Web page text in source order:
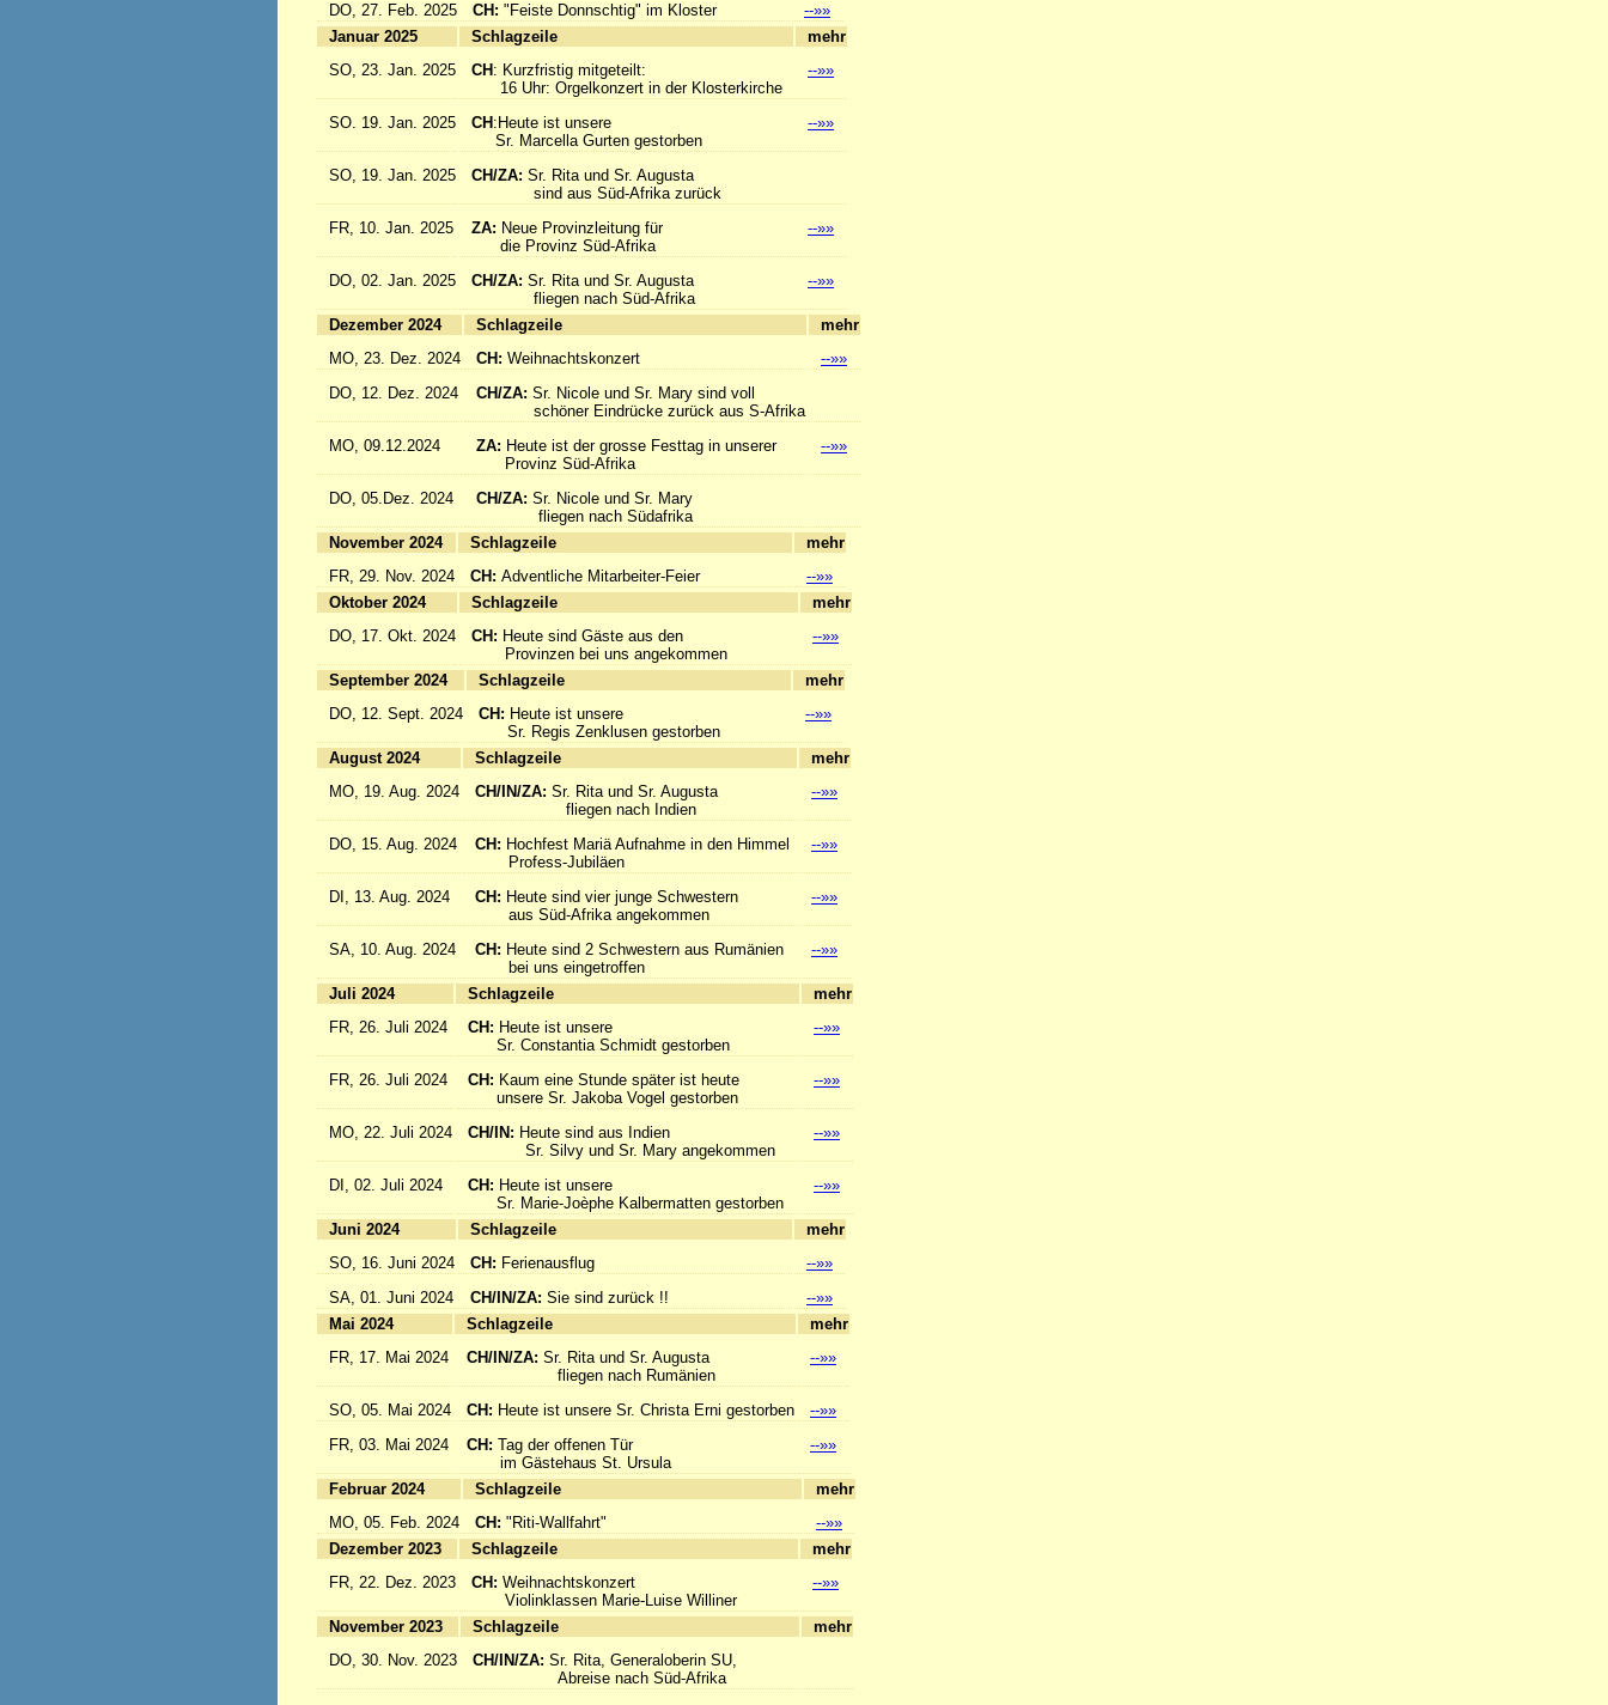
DO, 27. Feb. 2025
CH: "Feiste Donnschtig" im Kloster
--»»
Januar 2025
Schlagzeile
mehr
SO, 23. Jan. 2025
CH : Kurzfristig mitgeteilt:
16 Uhr: Orgelkonzert in der Klosterkirche
--»»
SO. 19. Jan. 2025 CH :Heute ist unsere
Sr. Marcella Gurten gestorben
--»»
SO, 19. Jan. 2025 CH/ZA: Sr. Rita und Sr. Augusta
sind aus Süd-Afrika zurück
FR, 10. Jan. 2025
ZA: Neue Provinzleitung für
die Provinz Süd-Afrika
--»»
DO, 02. Jan. 2025 CH/ZA: Sr. Rita und Sr. Augusta
fliegen nach Süd-Afrika
--»»
Dezember 2024 Schlagzeile
mehr
MO, 23. Dez. 2024
CH: Weihnachtskonzert
--»»
DO, 12. Dez. 2024
CH/ZA: Sr. Nicole und Sr. Mary sind voll
schöner Eindrücke zurück aus S-Afrika
MO, 09.12.2024
ZA: Heute ist der grosse Festtag in unserer
Provinz Süd-Afrika
--»»
DO, 05.Dez. 2024 CH/ZA: Sr. Nicole und Sr. Mary
fliegen nach Südafrika
November 2024
Schlagzeile
mehr
FR, 29. Nov. 2024
CH: Adventliche Mitarbeiter-Feier
--»»
Oktober 2024
Schlagzeile
mehr
DO, 17. Okt. 2024
CH: Heute sind Gäste aus den
Provinzen bei uns angekommen
--»»
September 2024 Schlagzeile
mehr
DO, 12. Sept. 2024
CH: Heute ist unsere
Sr. Regis Zenklusen gestorben
--»»
August 2024 Schlagzeile
mehr
MO, 19. Aug. 2024
CH/IN/ZA: Sr. Rita und Sr. Augusta
fliegen nach Indien
--»»
DO, 15. Aug. 2024 CH: Hochfest Mariä Aufnahme in den Himmel
Profess-Jubiläen
--»»
DI, 13. Aug. 2024 CH: Heute sind vier junge Schwestern
aus Süd-Afrika angekommen
--»»
SA, 10. Aug. 2024 CH: Heute sind 2 Schwestern aus Rumänien
bei uns eingetroffen
--»»
Juli 2024 Schlagzeile
mehr
FR, 26. Juli 2024
CH: Heute ist unsere
Sr. Constantia Schmidt gestorben
--»»
FR, 26. Juli 2024 CH: Kaum eine Stunde später ist heute
unsere Sr. Jakoba Vogel gestorben
--»»
MO, 22. Juli 2024 CH/IN: Heute sind aus Indien
Sr. Silvy und Sr. Mary angekommen
--»»
DI, 02. Juli 2024 CH: Heute ist unsere
Sr. Marie-Joèphe Kalbermatten gestorben
--»»
Juni 2024 Schlagzeile
mehr
SO, 16. Juni 2024
CH: Ferienausflug
--»»
SA, 01. Juni 2024
CH/IN/ZA: Sie sind zurück !!
--»»
Mai 2024
Schlagzeile
mehr
FR, 17. Mai 2024
CH/IN/ZA: Sr. Rita und Sr. Augusta
fliegen nach Rumänien
--»»
SO, 05. Mai 2024 CH: Heute ist unsere Sr. Christa Erni gestorben
--»»
FR, 03. Mai 2024
CH: Tag der offenen Tür
im Gästehaus St. Ursula
--»»
Februar 2024 Schlagzeile
mehr
MO, 05. Feb. 2024
CH: "Riti-Wallfahrt"
--»»
Dezember 2023
Schlagzeile
mehr
FR, 22. Dez. 2023
CH: Weihnachtskonzert
Violinklassen Marie-Luise Williner
--»»
November 2023 Schlagzeile
mehr
DO, 30. Nov. 2023
CH/IN/ZA: Sr. Rita, Generaloberin SU,
Abreise nach Süd-Afrika